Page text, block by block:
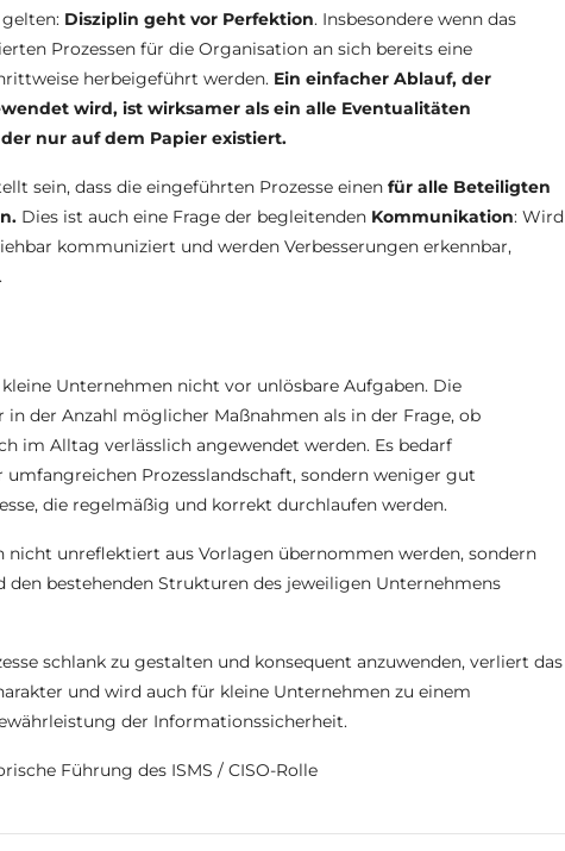
Disziplin geht vor Perfektion. Insbesondere wenn das
Prozessen für die Organisation an sich bereits eine
herbeigeführt werden. Ein einfacher Ablauf, der
wird, ist wirksamer als ein alle Eventualitäten
nur auf dem Papier existiert.
sein, dass die eingeführten Prozesse einen für alle Beteiligten
Dies ist auch eine Frage der begleitenden Kommunikation: Wird
kommuniziert und werden Verbesserungen erkennbar,
kleine Unternehmen nicht vor unlösbare Aufgaben. Die
der Anzahl möglicher Maßnahmen als in der Frage, ob
im Alltag verlässlich angewendet werden. Es bedarf
umfangreichen Prozesslandschaft, sondern weniger gut
die regelmäßig und korrekt durchlaufen werden.
nicht unreflektiert aus Vorlagen übernommen werden, sondern
den bestehenden Strukturen des jeweiligen Unternehmens
schlank zu gestalten und konsequent anzuwenden, verliert das
und wird auch für kleine Unternehmen zu einem
der Informationssicherheit.
Führung des ISMS / CISO-Rolle